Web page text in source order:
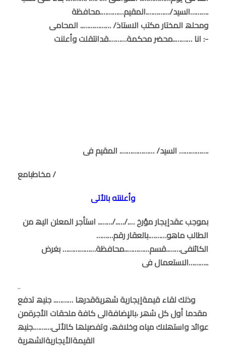
السید/………….المقیم………….محافظة……….
ومحلھ المختار مكتب الاستاذ/ …………….. المحامى
انا ………..محضر محكمة……….قدانتقلت وأعلنت :-
السید/ ………………. المقیم فى …………….
مخاطبامع /
وأعلنته بالأتى
بموجب عقدإیجار مؤرخ …./…../…….. استأجر المعلن الیھ من
الطالب ماھو……….بالعقار رقم………
الكائنفى……..قسم…………..محافظة……………… بغرض
الاستعمال فى………..
..
وذلك لقاء قیمةإیجاریة شھریةقدرھا ……….. جنیھ تدفع
مقدما أول كل شھر ،بالإضافةالى كافة ملحقات الأجرةمن
عوائد واستھلاك میاه وخلافھ،وتفصیلھا كالأتى……….جنیھ
القیمةالأیجاریةالشھریة